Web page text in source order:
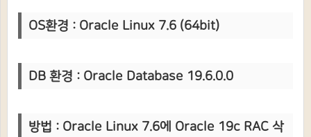
OS환경 : Oracle Linux 7.6 (64bit)
DB 환경 : Oracle Database 19.6.0.0
방법 : Oracle Linux 7.6에 Oracle 19c RAC 삭